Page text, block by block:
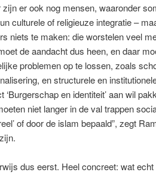
zijn er ook nog mensen, waaronder
culturele of religieuze integratie –
niets te maken: die worstelen veel
de aandacht dus heen, en daar
problemen op te lossen, zoals
en structurele en
‘Burgerschap en identiteit’ aan wil
niet langer in de val trappen
of door de islam bepaald”, zegt
dus eerst. Heel concreet: wat